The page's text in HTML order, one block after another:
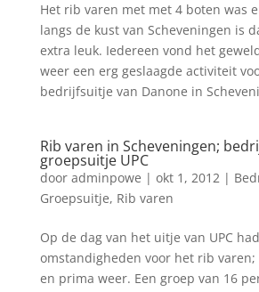
Het rib varen met met 4 boten was
langs de kust van Scheveningen is
extra leuk. Iedereen vond het
weer een erg geslaagde activiteit
bedrijfsuitje van Danone in
Rib varen in Scheveningen;
groepsuitje UPC
door adminpowe | okt 1, 2012|
Groepsuitje, Rib varen
Op de dag van het uitje van UPC
omstandigheden voor het rib varen;
en prima weer. Een groep van 16